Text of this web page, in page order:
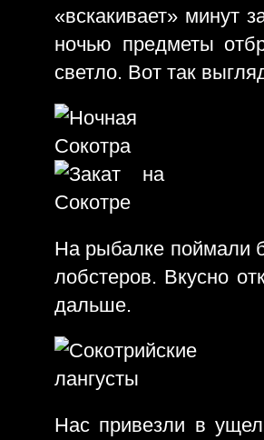
«вскакивает» минут
ночью предметы
светло. Вот так
На рыбалке поймали
лобстеров. Вкусно
дальше.
Нас привезли в